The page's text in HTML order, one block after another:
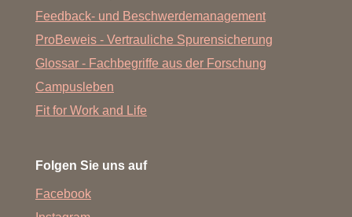
Feedback- und Beschwerdemanagement
ProBeweis - Vertrauliche Spurensicherung
Glossar - Fachbegriffe aus der Forschung
Campusleben
Fit for Work and Life
Folgen Sie uns auf
Facebook